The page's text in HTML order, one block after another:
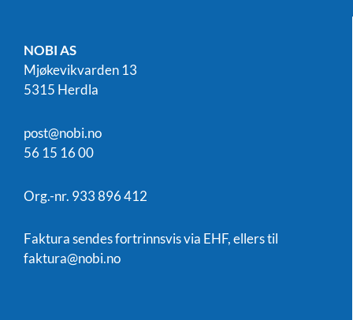
NOBI AS
Mjøkevikvarden 13
5315 Herdla
post@nobi.no
56 15 16 00
Org.-nr. 933 896 412
Faktura sendes fortrinnsvis via EHF, ellers til
faktura@nobi.no